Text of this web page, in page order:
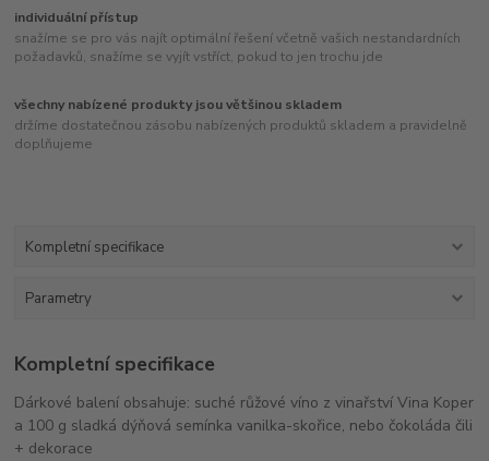
individuální přístup
snažíme se pro vás najít optimální řešení včetně vašich nestandardních
požadavků, snažíme se vyjít vstříct, pokud to jen trochu jde
všechny nabízené produkty jsou většinou skladem
držíme dostatečnou zásobu nabízených produktů skladem a pravidelně
doplňujeme
Kompletní specifikace
Parametry
Kompletní specifikace
Dárkové balení obsahuje: suché růžové víno z vinařství Vina Koper
a 100 g sladká dýňová semínka vanilka-skořice, nebo čokoláda čili
+ dekorace